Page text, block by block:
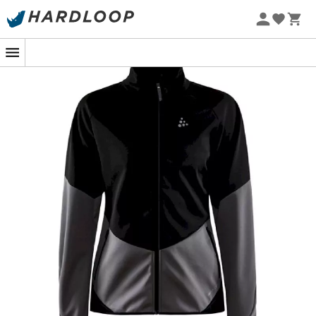
Zomeraanbiedingen 🔥 -5% EXTRA vanaf 2 producten* met